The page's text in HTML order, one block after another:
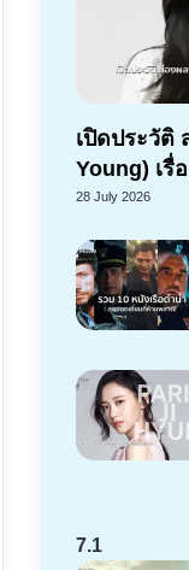
เปิดประวัติ
Young) เ
28 July 2026
7.1